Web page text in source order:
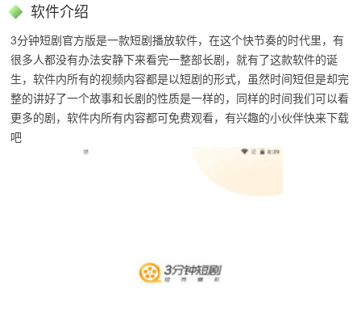
软件介绍
3分钟短剧官方版是一款短剧播放软件，在这个快节奏的时代里，有
很多人都没有办法安静下来看完一整部长剧，就有了这款软件的诞
生，软件内所有的视频内容都是以短剧的形式，虽然时间短但是却完
整的讲好了一个故事和长剧的性质是一样的，同样的时间我们可以看
更多的剧，软件内所有内容都可免费观看，有兴趣的小伙伴快来下载
吧